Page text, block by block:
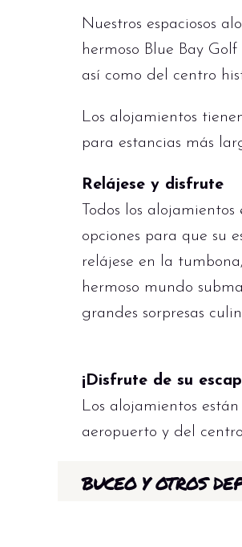
Nuestros espaciosos
hermoso Blue Bay
así como del centro
Los alojamientos
para estancias más
Relájese y disfrute
Todos los
opciones para que su
relájese en la
hermoso mundo
grandes sorpresas
¡Disfrute de su
Los alojamientos
aeropuerto y del
BUCEO Y OTROS